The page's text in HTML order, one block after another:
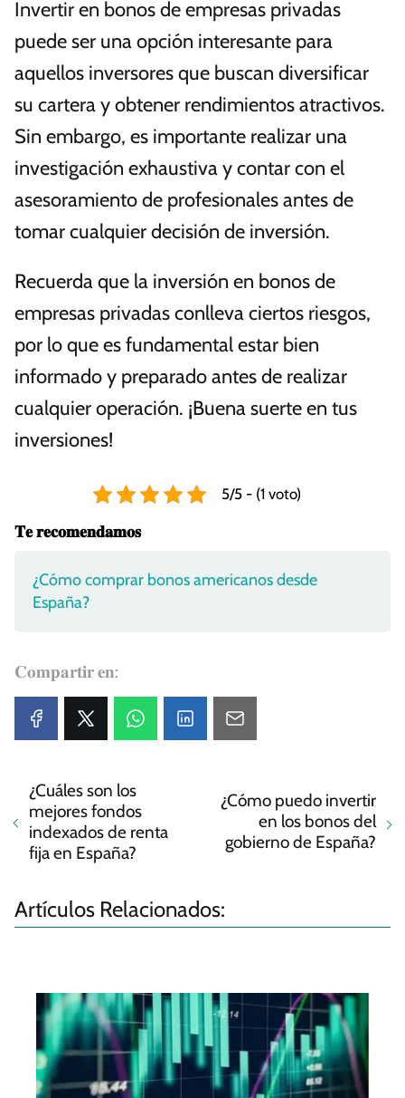
Invertir en bonos de empresas privadas
puede ser una opción interesante para
aquellos inversores que buscan diversificar
su cartera y obtener rendimientos atractivos.
Sin embargo, es importante realizar una
investigación exhaustiva y contar con el
asesoramiento de profesionales antes de
tomar cualquier decisión de inversión.
Recuerda que la inversión en bonos de
empresas privadas conlleva ciertos riesgos,
por lo que es fundamental estar bien
informado y preparado antes de realizar
cualquier operación. ¡Buena suerte en tus
inversiones!
5/5 - (1 voto)
𝐓𝐞 𝐫𝐞𝐜𝐨𝐦𝐞𝐧𝐝𝐚𝐦𝐨𝐬
¿Cómo comprar bonos americanos desde
España?
𝐂𝐨𝐦𝐩𝐚𝐫𝐭𝐢𝐫 𝐞𝐧:
¿Cuáles son los
mejores fondos
indexados de renta
fija en España?
¿Cómo puedo invertir
en los bonos del
gobierno de España?
Artículos Relacionados: